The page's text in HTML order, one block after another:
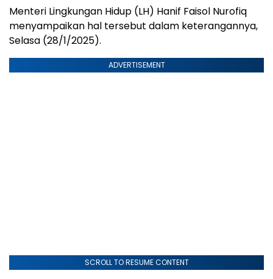
Menteri Lingkungan Hidup (LH) Hanif Faisol Nurofiq
menyampaikan hal tersebut dalam keterangannya,
Selasa (28/1/2025).
ADVERTISEMENT
SCROLL TO RESUME CONTENT